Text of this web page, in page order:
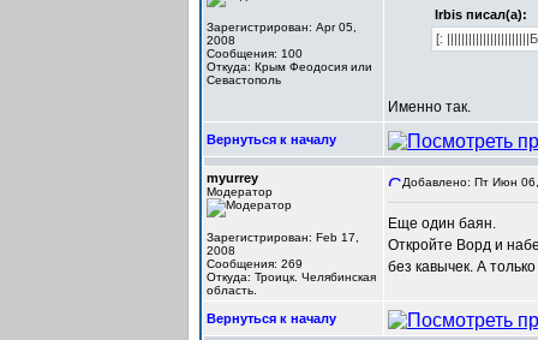
Зарегистрирован: Apr 05,
2008
Сообщения: 100
Откуда: Крым Феодосия или
Севастополь
Irbis писал(а):
[:
Именно так.
Вернуться к началу
myurrey
Модератор
Зарегистрирован: Feb 17,
2008
Сообщения: 269
Откуда: Троицк. Челябинская
область.
Добавлено: Пт Июн
Еще один баян.
Откройте Ворд и
без кавычек. А
Вернуться к началу